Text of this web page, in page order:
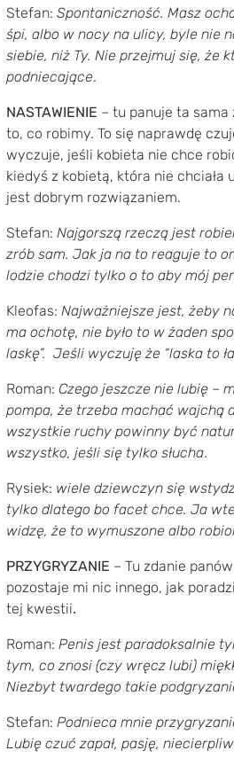
Stefan: Spontaniczność. Masz
śpi, albo w nocy na ulicy, byle nie
siebie, niż Ty. Nie przejmuj się, że
podniecające.
NASTAWIENIE – tu panuje ta
to, co robimy. To się naprawdę
wyczuje, jeśli kobieta nie chce
kiedyś z kobietą, która nie chciała
jest dobrym rozwiązaniem.
Stefan: Najgorszą rzeczą jest
zrób sam. Jak ja na to reaguje to
lodzie chodzi tylko o to aby mój
Kleofas: Najważniejsze jest, żeby
ma ochotę, nie było to w żaden
laskę”. Jeśli wyczuję że “laska to
Roman: Czego jeszcze nie lubię –
pompa, że trzeba machać wajchą
wszystkie ruchy powinny być
wszystko, jeśli się tylko słucha.
Rysiek: wiele dziewczyn się
tylko dlatego bo facet chce. Ja
widzę, że to wymuszone albo
PRZYGRYZANIE – Tu zdanie
pozostaje mi nic innego, jak
tej kwestii.
Roman: Penis jest paradoksalnie
tym, co znosi (czy wręcz lubi)
Niezbyt twardego takie
Stefan: Podnieca mnie
Lubię czuć zapał, pasję,